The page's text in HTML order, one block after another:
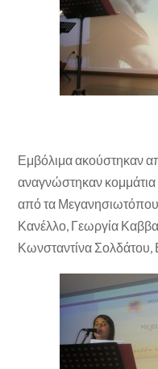
Εμβόλιμα ακούστηκαν
αναγνώστηκαν
από τα
Κανέλλο, Γεωργία
Κωνσταντίνα